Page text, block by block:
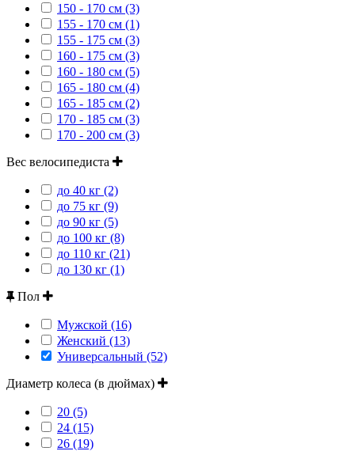
150 - 170 см (3)
155 - 170 см (1)
155 - 175 см (3)
160 - 175 см (3)
160 - 180 см (5)
165 - 180 см (4)
165 - 185 см (2)
170 - 185 см (3)
170 - 200 см (3)
Вес велосипедиста
до 40 кг (2)
до 75 кг (9)
до 90 кг (5)
до 100 кг (8)
до 110 кг (21)
до 130 кг (1)
Пол
Мужской (16)
Женский (13)
Универсальный (52)
Диаметр колеса (в дюймах)
20 (5)
24 (15)
26 (19)